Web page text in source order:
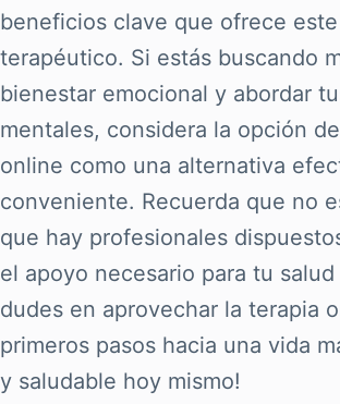
beneficios clave que ofrece
terapéutico. Si estás buscando
bienestar emocional y abordar
mentales, considera la opción
online como una alternativa
conveniente. Recuerda que no
que hay profesionales
el apoyo necesario para tu salud
dudes en aprovechar la terapia
primeros pasos hacia una vida
y saludable hoy mismo!